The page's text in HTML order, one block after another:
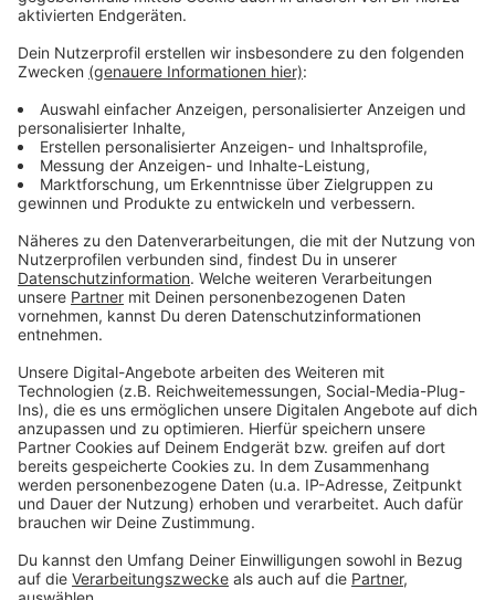
Anzeige
Auch Musiker Henning Wehland unterstützt die
Initiative.
Anzeige
Ob Jovel-Chef Steffi Stephan, Musiker Henning
Wehland oderRichard Alexander Jungalias Dr. Ring-
Ding: Die Teilnehmer/-innen der Aktion bilden einen
breiten Querschnitt aus Münsters Kulturszene. Neben
vielen bekannten Gesichtern stehen vor allem
diejenigen, die ansonsten im Hintergrund des Kultur-
und Veranstaltungsbetriebes arbeiten, im Vordergrund.
Anzeige
Anzeige